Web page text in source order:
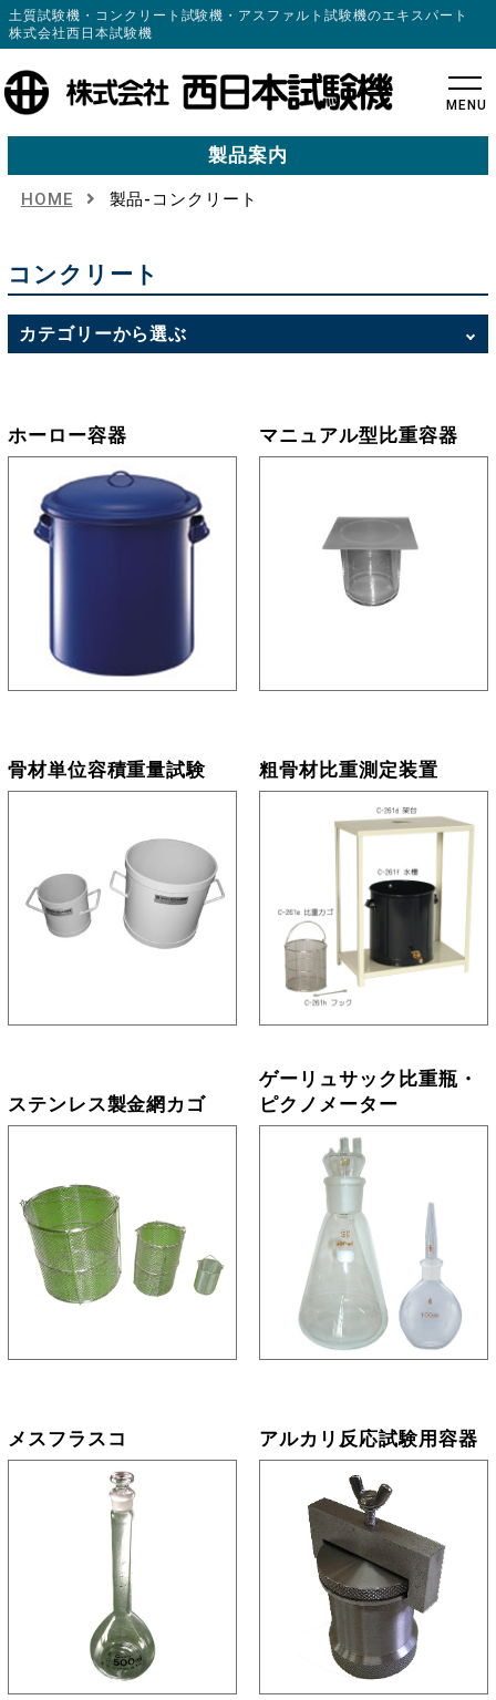
土質試験機・コンクリート試験機・アスファルト試験機のエキスパート
株式会社西日本試験機
MENU
製品案内
HOME 製品-コンクリート
コンクリート
カテゴリーから選ぶ
ホーロー容器 マニュアル型比重容器
骨材単位容積重量試験 粗骨材比重測定装置
ステンレス製金網カゴ
ゲーリュサック比重瓶・
ピクノメーター
メスフラスコ アルカリ反応試験用容器